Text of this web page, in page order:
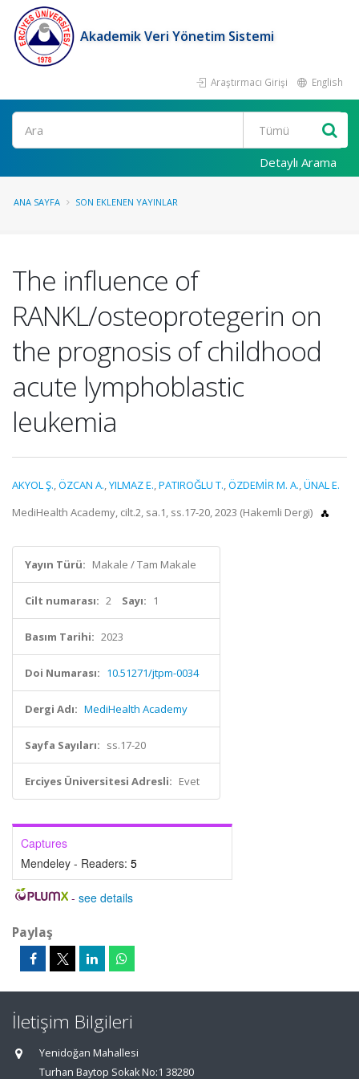
Akademik Veri Yönetim Sistemi
Araştırmacı Girişi English
Ara
Detaylı Arama
ANA SAYFA SON EKLENEN YAYINLAR
The influence of
RANKL/osteoprotegerin on
the prognosis of childhood
acute lymphoblastic
leukemia
AKYOL Ş.,ÖZCAN A.,YILMAZ E.,PATIROĞLU T.,ÖZDEMİR M. A.,ÜNAL E.
MediHealth Academy, cilt.2, sa.1, ss.17-20, 2023 (Hakemli Dergi)
Yayın Türü: Makale / Tam Makale
Cilt numarası: 2 Sayı: 1
Basım Tarihi: 2023
Doi Numarası: 10.51271/jtpm-0034
Dergi Adı: MediHealth Academy
Sayfa Sayıları: ss.17-20
Erciyes Üniversitesi Adresli: Evet
Captures
Mendeley - Readers: 5
- see details
Paylaş
İletişim Bilgileri
Yenidoğan Mahallesi
Turhan Baytop Sokak No:1 38280